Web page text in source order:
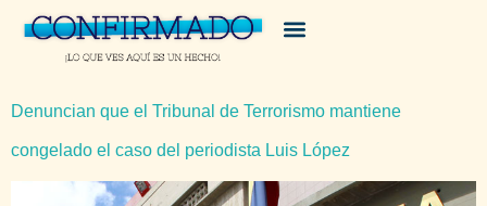
Denuncian que el Tribunal de Terrorismo mantiene
congelado el caso del periodista Luis López